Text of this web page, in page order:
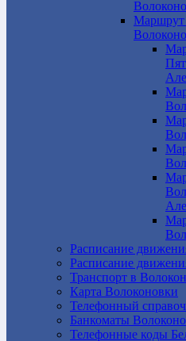
Расписание
Расписание
Транспорт в
Карта Волоконовки
Телефонный
Банкоматы
Телефонные коды